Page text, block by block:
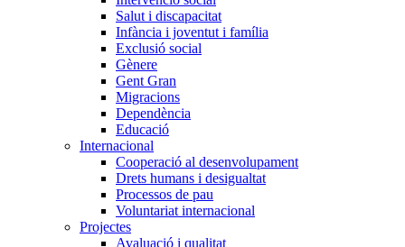
Salut i discapacitat
Infància i joventut i família
Exclusió social
Gènere
Gent Gran
Migracions
Dependència
Educació
Internacional
Cooperació al desenvolupament
Drets humans i desigualtat
Processos de pau
Voluntariat internacional
Projectes
Avaluació i qualitat